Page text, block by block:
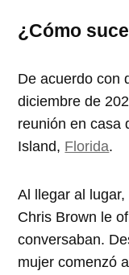
¿Cómo
De acuerdo con
diciembre de
reunión en casa
Island, Florida.
Al llegar al
Chris Brown le
conversaban.
mujer comenzó